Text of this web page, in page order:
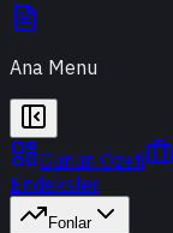
Ana Menu
Günün Özeti
Endeksler
Fonlar